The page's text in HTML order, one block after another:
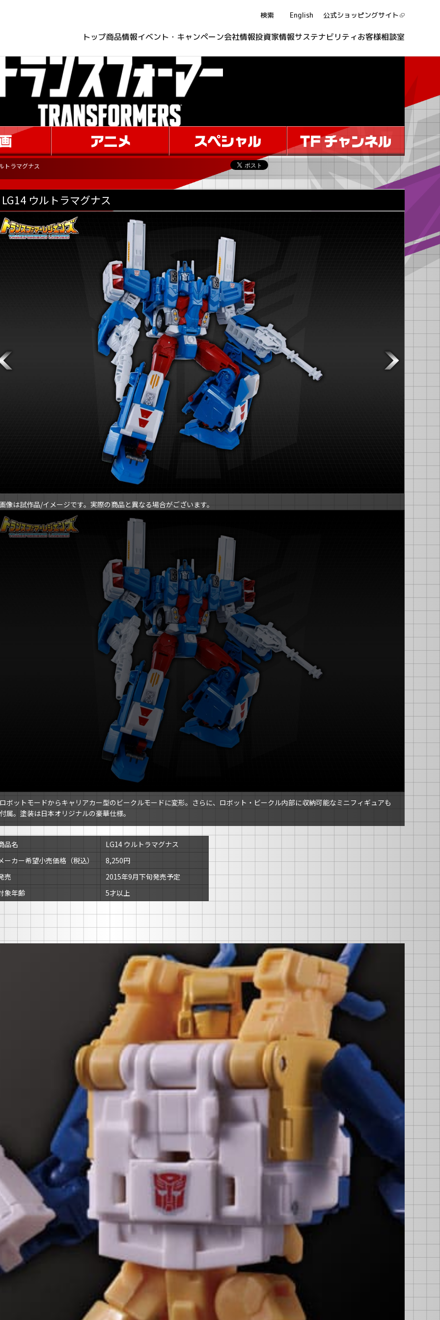
検索 English 公式ショッピングサイト
トップ商品情報イベント・キャンペーン会社情報投資家情報サステナビリティお客様相談室
トラマグナス
LG14 ウルトラマグナス
像は試作品/イメージです。実際の商品と異なる場合がございます。
ロボットモードからキャリアカー型のビークルモードに変形。さらに、ロボット・ビークル内部に収納可能なミニフィギュアも
付属。塗装は日本オリジナルの豪華仕様。
品名
LG14 ウルトラマグナス
ーカー希望小売価格（税込）
8,250円
売
2015年9月下旬発売予定
象年齢
5才以上